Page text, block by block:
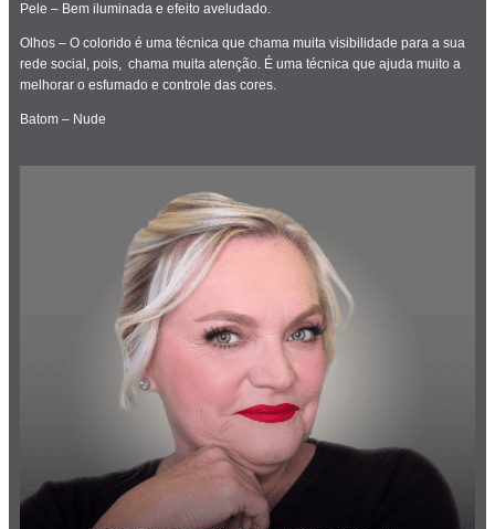
Pele – Bem iluminada e efeito aveludado.
Olhos – O colorido é uma técnica que chama muita visibilidade para a sua
rede social, pois, chama muita atenção. É uma técnica que ajuda muito a
melhorar o esfumado e controle das cores.
Batom – Nude